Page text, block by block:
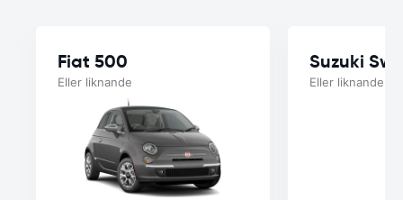
Fiat 500
Eller liknande
Suzuki
Eller liknande